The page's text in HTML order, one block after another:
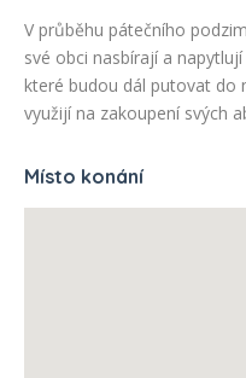
V průběhu pátečního
své obci nasbírají a
které budou dál putovat do
využijí na zakoupení svých
Místo konání